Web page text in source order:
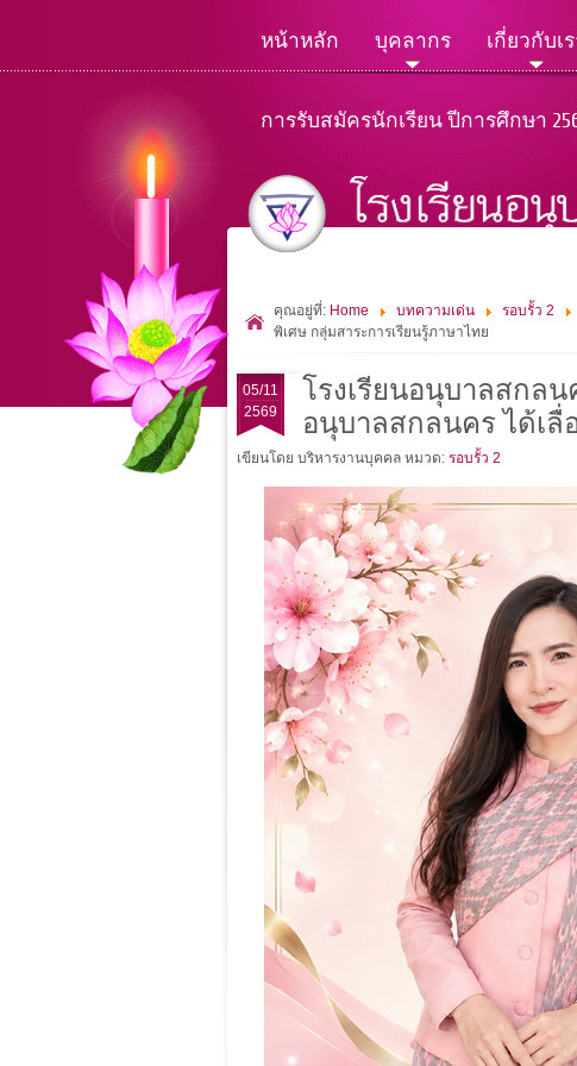
หน้าหลัก บุคลากร เกี่ยวกับเ
การรับสมัครนักเรียน ปีการศึกษา
คุณอยู่ที่: Home บทความเด่น รอบรั้ว 2
พิเศษ กลุ่มสาระการเรียนรู้ภาษาไทย
05/11
2569
โรงเรียนอนุบาลสกล
อนุบาลสกลนคร ได้เลื่
เขียนโดย บริหารงานบุคคล หมวด: รอบรั้ว 2